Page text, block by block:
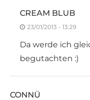
CREAM BLUB
23/01/2013 - 13:29
Da werde ich
begutachten :)
CONNÜ